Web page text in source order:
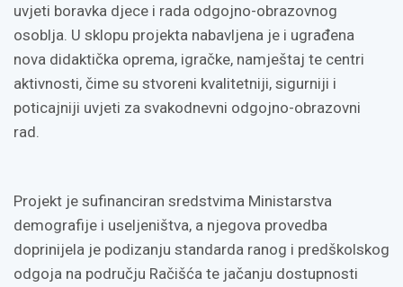
uvjeti boravka djece i rada odgojno-obrazovnog
osoblja. U sklopu projekta nabavljena je i ugrađena
nova didaktička oprema, igračke, namještaj te centri
aktivnosti, čime su stvoreni kvalitetniji, sigurniji i
poticajniji uvjeti za svakodnevni odgojno-obrazovni
rad.
Projekt je sufinanciran sredstvima Ministarstva
demografije i useljeništva, a njegova provedba
doprinijela je podizanju standarda ranog i predškolskog
odgoja na području Račišća te jačanju dostupnosti